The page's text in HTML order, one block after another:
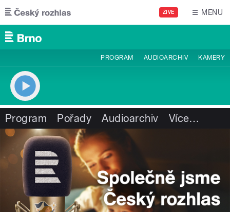
Přejít k hlavnímu obsahu
ŽIVĚ MENU
PROGRAM AUDIOARCHIV KAMERY
Program Pořady Audioarchiv Více…